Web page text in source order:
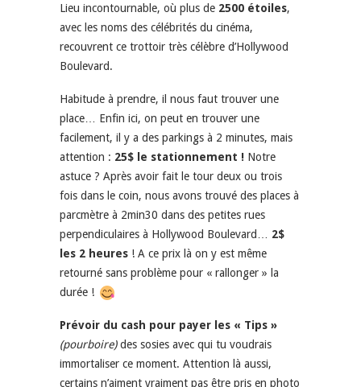
Lieu incontournable, où plus de 2500 étoiles,
avec les noms des célébrités du cinéma,
recouvrent ce trottoir très célèbre d’Hollywood
Boulevard.
Habitude à prendre, il nous faut trouver une
place… Enfin ici, on peut en trouver une
facilement, il y a des parkings à 2 minutes, mais
attention : 25$ le stationnement ! Notre
astuce ? Après avoir fait le tour deux ou trois
fois dans le coin, nous avons trouvé des places à
parcmètre à 2min30 dans des petites rues
perpendiculaires à Hollywood Boulevard… 2$
les 2 heures ! A ce prix là on y est même
retourné sans problème pour « rallonger » la
durée !
Prévoir du cash pour payer les « Tips »
(pourboire)des sosies avec qui tu voudrais
immortaliser ce moment. Attention là aussi,
certains n’aiment vraiment pas être pris en photo